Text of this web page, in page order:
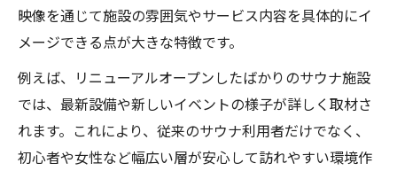
映像を通じて施設の雰囲気やサービス内容を具体的にイ
メージできる点が大きな特徴です。
例えば、リニューアルオープンしたばかりのサウナ施設
では、最新設備や新しいイベントの様子が詳しく取材さ
れます。これにより、従来のサウナ利用者だけでなく、
初心者や女性など幅広い層が安心して訪れやすい環境作